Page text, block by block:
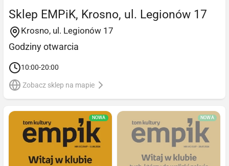
Sklep EMPiK, Krosno, ul. Legionów 17
Krosno, ul. Legionów 17
Godziny otwarcia
10:00-20:00
Zobacz sklep na mapie
NOWA NOWA